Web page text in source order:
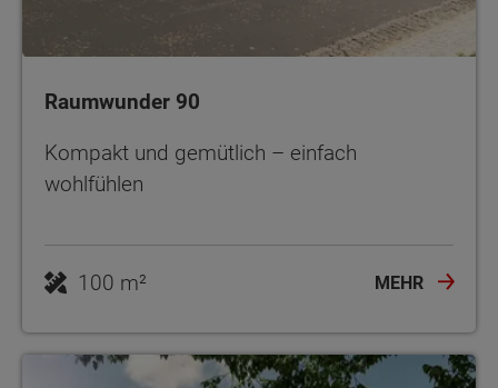
Raumwunder 90
Kompakt und gemütlich – einfach
wohlfühlen
100 m² MEHR